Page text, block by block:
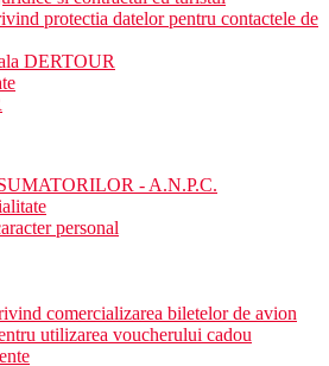
protectia datelor pentru contactele de
DERTOUR
- A.N.P.C.
personal
comercializarea biletelor de avion
utilizarea voucherului cadou